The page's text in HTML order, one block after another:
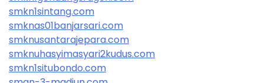
smkn1sintang.com
smknas01banjarsari.com
smknusantarajepara.com
smknuhasyimasyari2kudus.com
smkn1situbondo.com